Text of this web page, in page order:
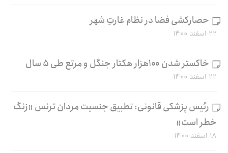
حصارکشی فضا در نظام غارتِ شهر
۲۲ اسفند ۱۴۰۰
خاکستر شدن ۱۰۰هزار هکتار جنگل و مرتع طی ۵ سال
۲۲ اسفند ۱۴۰۰
رئیس پزشکی قانونی: تطبیق جنسیت مردان ترنس «زنگ
خطر است»
۱۸ اسفند ۱۴۰۰